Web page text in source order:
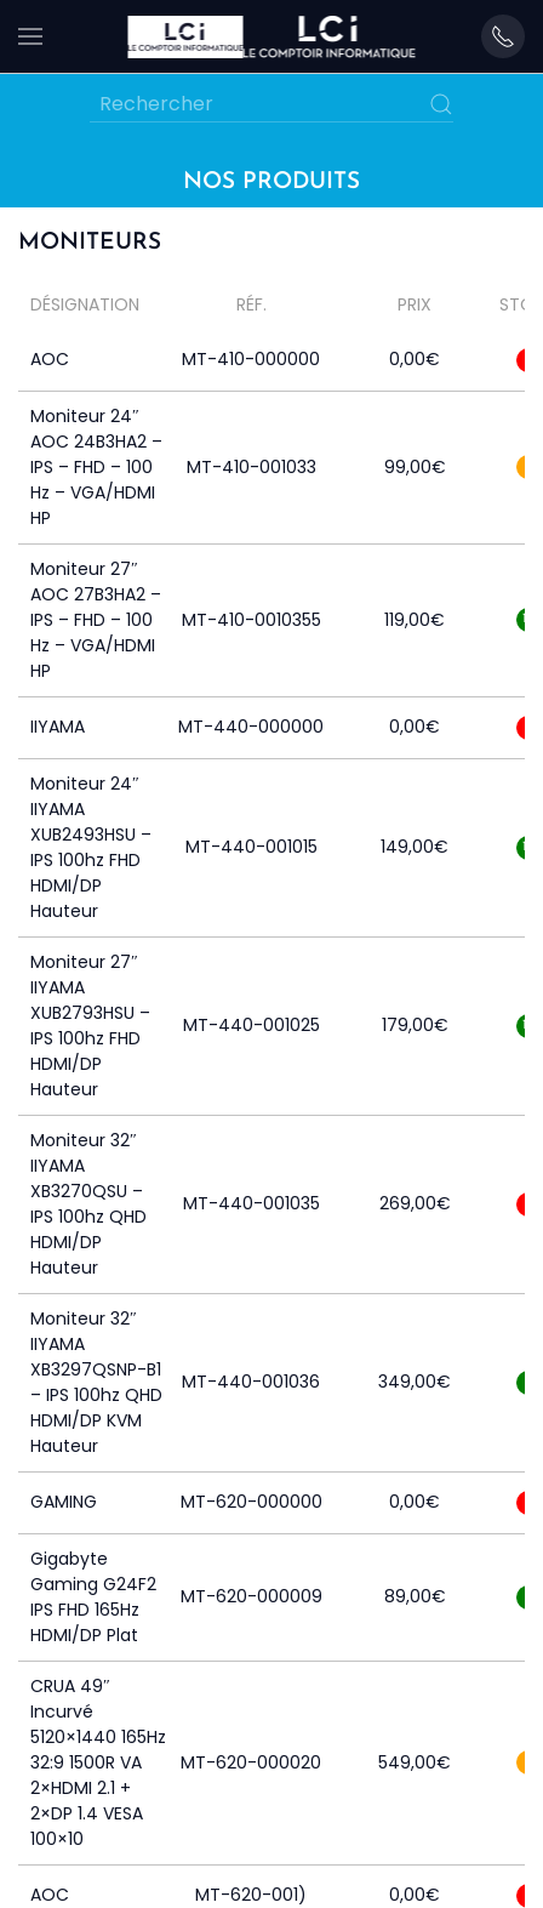
Skip
NOS PRODUITS
MONITEURS
DÉSIGNATION RÉF. PRIX
AOC MT-410-000000 0,00€
Moniteur 24″
AOC 24B3HA2 –
IPS – FHD – 100
Hz – VGA/HDMI
HP
MT-410-001033 99,00€
Moniteur 27″
AOC 27B3HA2 –
IPS – FHD – 100
Hz – VGA/HDMI
HP
MT-410-0010355 119,00€ 14
IIYAMA MT-440-000000 0,00€
Moniteur 24″
IIYAMA
XUB2493HSU –
IPS 100hz FHD
HDMI/DP
Hauteur
MT-440-001015 149,00€ 14
Moniteur 27″
IIYAMA
XUB2793HSU –
IPS 100hz FHD
HDMI/DP
Hauteur
MT-440-001025 179,00€ 12
Moniteur 32″
IIYAMA
XB3270QSU –
IPS 100hz QHD
HDMI/DP
Hauteur
MT-440-001035 269,00€
Moniteur 32″
IIYAMA
XB3297QSNP-B1
– IPS 100hz QHD
HDMI/DP KVM
Hauteur
MT-440-001036 349,00€
GAMING MT-620-000000 0,00€
Gigabyte
Gaming G24F2
IPS FHD 165Hz
HDMI/DP Plat
MT-620-000009 89,00€
CRUA 49″
Incurvé
5120×1440 165Hz
32:9 1500R VA
2×HDMI 2.1 +
2×DP 1.4 VESA
100×10
MT-620-000020 549,00€
AOC MT-620-001) 0,00€